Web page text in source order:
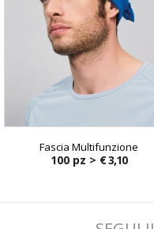
Fascia Multifunzione
100 pz > € 3,10